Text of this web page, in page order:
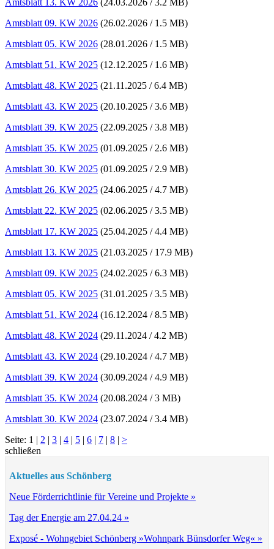
Amtsblatt 09. KW 2026 (26.02.2026 / 1.5 MB)
Amtsblatt 05. KW 2026 (28.01.2026 / 1.5 MB)
Amtsblatt 51. KW 2025 (12.12.2025 / 1.6 MB)
Amtsblatt 48. KW 2025 (21.11.2025 / 6.4 MB)
Amtsblatt 43. KW 2025 (20.10.2025 / 3.6 MB)
Amtsblatt 39. KW 2025 (22.09.2025 / 3.8 MB)
Amtsblatt 35. KW 2025 (01.09.2025 / 2.6 MB)
Amtsblatt 30. KW 2025 (01.09.2025 / 2.9 MB)
Amtsblatt 26. KW 2025 (24.06.2025 / 4.7 MB)
Amtsblatt 22. KW 2025 (02.06.2025 / 3.5 MB)
Amtsblatt 17. KW 2025 (25.04.2025 / 4.4 MB)
Amtsblatt 13. KW 2025 (21.03.2025 / 17.9 MB)
Amtsblatt 09. KW 2025 (24.02.2025 / 6.3 MB)
Amtsblatt 05. KW 2025 (31.01.2025 / 3.5 MB)
Amtsblatt 51. KW 2024 (16.12.2024 / 8.5 MB)
Amtsblatt 48. KW 2024 (29.11.2024 / 4.2 MB)
Amtsblatt 43. KW 2024 (29.10.2024 / 4.7 MB)
Amtsblatt 39. KW 2024 (30.09.2024 / 4.9 MB)
Amtsblatt 35. KW 2024 (20.08.2024 / 3 MB)
Amtsblatt 30. KW 2024 (23.07.2024 / 3.4 MB)
Seite: 1 | 2 | 3 | 4 | 5 | 6 | 7 | 8 | >
schließen
Aktuelles aus Schönberg
Neue Förderrichtlinie für Vereine und Projekte »
Tag der Energie am 27.04.24 »
Exposé - Wohngebiet Schönberg »Wohnpark Bünsdorfer Weg« »